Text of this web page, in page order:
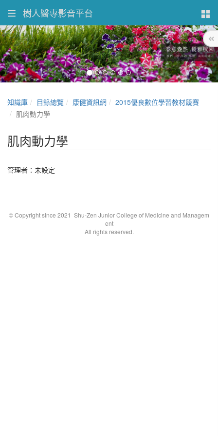
樹人醫專影音平台
知識庫 目錄總覽 康健資訊網
2015優良數位學習教材競賽
肌肉動力學
肌肉動力學
管理者：未設定
© Copyright since 2021 Shu-Zen Junior College of Medicine and Managem
ent
All rights reserved.